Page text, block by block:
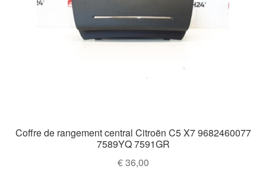
Coffre de rangement central Citroën C5 X7 9682460077
7589YQ 7591GR
€36,00